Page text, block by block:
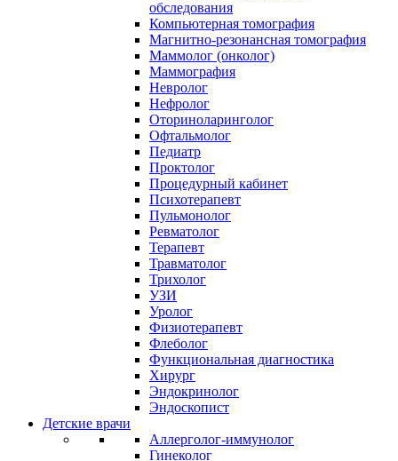
обследования
Компьютерная томография
Магнитно-резонансная томография
Маммолог (онколог)
Маммография
Невролог
Нефролог
Оториноларинголог
Офтальмолог
Педиатр
Проктолог
Процедурный кабинет
Психотерапевт
Пульмонолог
Ревматолог
Терапевт
Травматолог
Трихолог
УЗИ
Уролог
Физиотерапевт
Флеболог
Функциональная диагностика
Хирург
Эндокринолог
Эндоскопист
Детские врачи
Аллерголог-иммунолог
Гинеколог